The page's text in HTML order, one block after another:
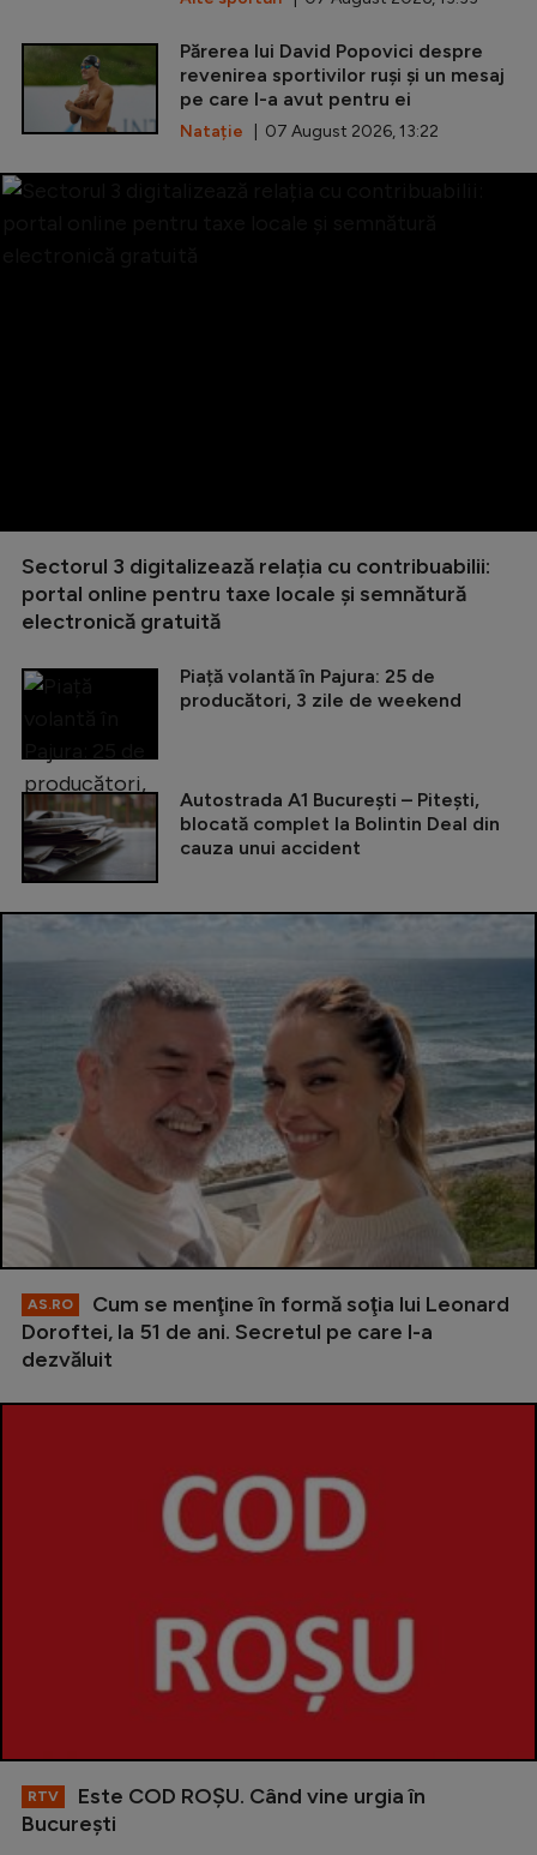
Părerea lui David Popovici despre
revenirea sportivilor ruși și un mesaj
pe care l-a avut pentru ei
Natație | 07 August 2026, 13:22
Sectorul 3 digitalizează relația cu contribuabilii:
portal online pentru taxe locale și semnătură
electronică gratuită
Piață volantă în Pajura: 25 de
producători, 3 zile de weekend
Autostrada A1 București – Pitești,
blocată complet la Bolintin Deal din
cauza unui accident
AS.RO
Cum se menţine în formă soţia lui Leonard
Doroftei, la 51 de ani. Secretul pe care l-a
dezvăluit
RTV
Este COD ROŞU. Când vine urgia în
Bucureşti